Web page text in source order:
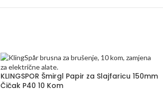
KLINGSPOR Šmirgl Papir za Slajfaricu 150mm
Čičak P40 10 Kom